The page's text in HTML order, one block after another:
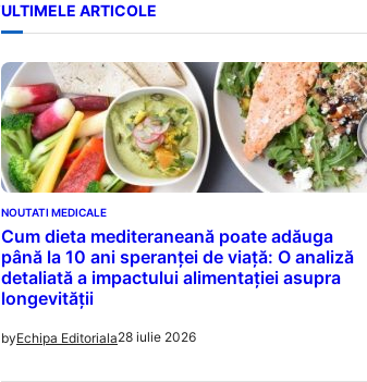
ULTIMELE ARTICOLE
NOUTATI MEDICALE
Cum dieta mediteraneană poate adăuga
până la 10 ani speranței de viață: O analiză
detaliată a impactului alimentației asupra
longevității
byEchipa Editoriala28 iulie 2026